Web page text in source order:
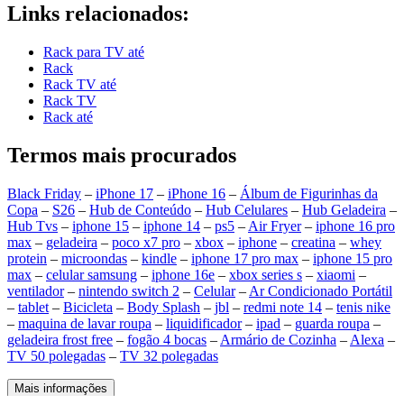
Links relacionados:
Rack para TV até
Rack
Rack TV até
Rack TV
Rack até
Termos mais procurados
Black Friday – iPhone 17 – iPhone 16 – Álbum de Figurinhas da
Copa – S26 – Hub de Conteúdo – Hub Celulares – Hub Geladeira –
Hub Tvs – iphone 15 – iphone 14 – ps5 – Air Fryer– iphone 16 pro
max – geladeira – poco x7 pro – xbox – iphone – creatina – whey
protein – microondas – kindle – iphone 17 pro max – iphone 15 pro
max – celular samsung – iphone 16e – xbox series s – xiaomi –
ventilador– nintendo switch 2 – Celular– Ar Condicionado Portátil
– tablet – Bicicleta – Body Splash – jbl – redmi note 14 – tenis nike
– maquina de lavar roupa – liquidificador– ipad – guarda roupa –
geladeira frost free – fogão 4 bocas – Armário de Cozinha – Alexa –
TV 50 polegadas – TV 32 polegadas
Mais informações